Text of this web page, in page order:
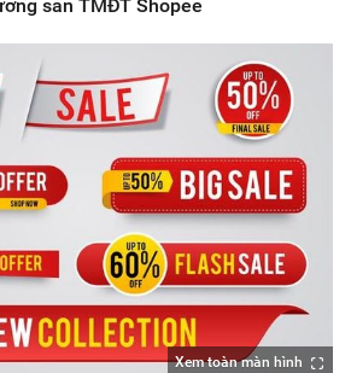
sàn TMĐT Shopee
Xem toàn màn hình